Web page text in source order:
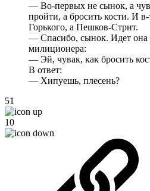
— Во-первых не сынок, а
пройти, а бросить кости. И
Горького, а Пешков-Стрит.
— Спасибо, сынок. Идет она
милиционера:
— Эй, чувак, как бросить
В ответ:
— Хипуешь, плесень?
51
10